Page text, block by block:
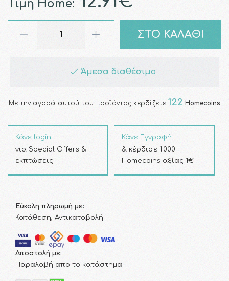
Τιμή Home:
ΣΤΟ ΚΑΛΑΘΙ
Άμεσα διαθέσιμο
Με την αγορά αυτού του προϊόντος κερδίζετε 122 Homecoins
Κάνε login
για Special Offers &
εκπτώσεις!
Κάνε Εγγραφή
& κέρδισε 1.000
Homecoins αξίας 1€
Εύκολη πληρωμή με:
Κατάθεση, Αντικαταβολή
Αποστολή με:
Παραλαβή απο το κατάστημα